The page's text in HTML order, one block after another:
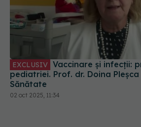
EXCLUSIV
pediatriei. Prof. dr. Doina
Sănătate
02 oct 2025, 11:34